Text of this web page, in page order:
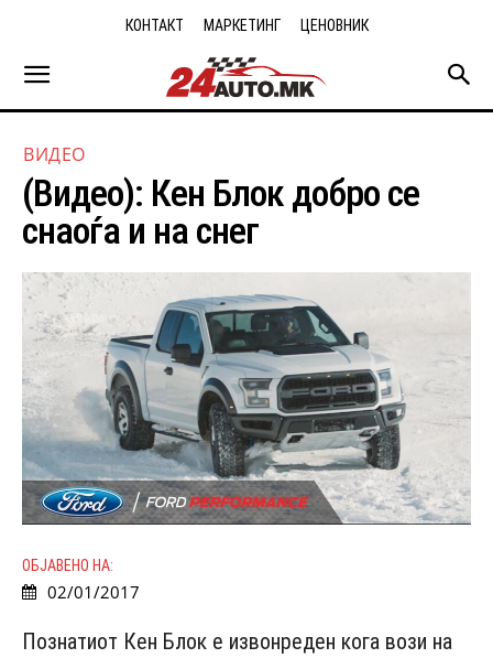
КОНТАКТ МАРКЕТИНГ ЦЕНОВНИК
ВИДЕО
(Видео): Кен Блок добро се
снаоѓа и на снег
ОБЈАВЕНО НА:
02/01/2017
Познатиот Кен Блок е извонреден кога вози на